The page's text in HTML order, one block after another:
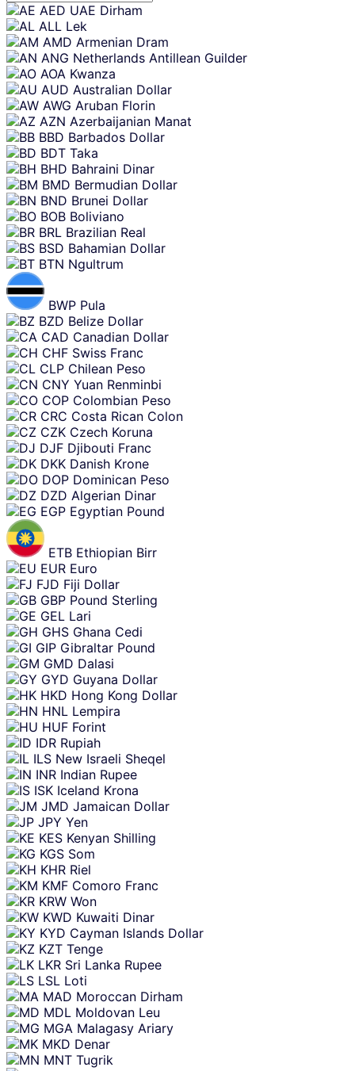
Skip
content
AED UAE Dirham
ALL Lek
AMD Armenian Dram
ANG Netherlands Antillean Guilder
AOA Kwanza
AUD Australian Dollar
AWG Aruban Florin
AZN Azerbaijanian Manat
BBD Barbados Dollar
BDT Taka
BHD Bahraini Dinar
BMD Bermudian Dollar
BND Brunei Dollar
BOB Boliviano
BRL Brazilian Real
BSD Bahamian Dollar
BTN Ngultrum
BWP Pula
BZD Belize Dollar
CAD Canadian Dollar
CHF Swiss Franc
CLP Chilean Peso
CNY Yuan Renminbi
COP Colombian Peso
CRC Costa Rican Colon
CZK Czech Koruna
DJF Djibouti Franc
DKK Danish Krone
DOP Dominican Peso
DZD Algerian Dinar
EGP Egyptian Pound
ETB Ethiopian Birr
EUR Euro
FJD Fiji Dollar
GBP Pound Sterling
GEL Lari
GHS Ghana Cedi
GIP Gibraltar Pound
GMD Dalasi
GYD Guyana Dollar
HKD Hong Kong Dollar
HNL Lempira
HUF Forint
IDR Rupiah
ILS New Israeli Sheqel
INR Indian Rupee
ISK Iceland Krona
JMD Jamaican Dollar
JPY Yen
KES Kenyan Shilling
KGS Som
KHR Riel
KMF Comoro Franc
KRW Won
KWD Kuwaiti Dinar
KYD Cayman Islands Dollar
KZT Tenge
LKR Sri Lanka Rupee
LSL Loti
MAD Moroccan Dirham
MDL Moldovan Leu
MGA Malagasy Ariary
MKD Denar
MNT Tugrik